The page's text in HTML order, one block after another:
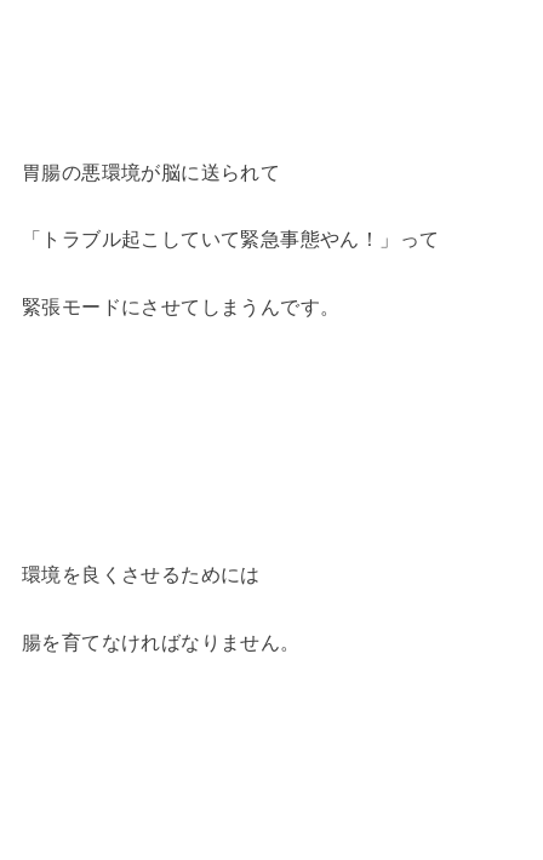
胃腸の悪環境が脳に送られて
「トラブル起こしていて緊急事態やん！」って
緊張モードにさせてしまうんです。
環境を良くさせるためには
腸を育てなければなりません。